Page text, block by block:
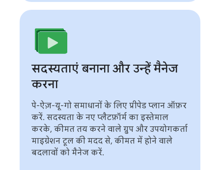
सदस्यताएं बनाना और उन्हें मैनेज
करना
पे-ऐज़-यू-गो समाधानों के लिए प्रीपेड प्लान ऑफ़र
करें. सदस्यता के नए प्लैटफ़ॉर्म का इस्तेमाल
करके, कीमत तय करने वाले ग्रुप और उपयोगकर्ता
माइग्रेशन टूल की मदद से, कीमत में होने वाले
बदलावों को मैनेज करें.